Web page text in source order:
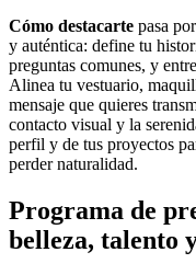
Cómo destacarte pasa
y auténtica: define tu
preguntas comunes, y
Alinea tu vestuario,
mensaje que quieres
contacto visual y la
perfil y de tus proyectos
perder naturalidad.
Programa de
belleza, talento